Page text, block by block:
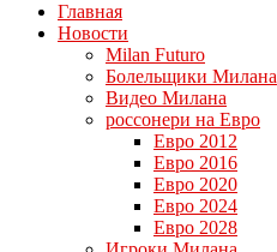
Главная
Новости
Milan Futuro
Болельщики Милана
Видео Милана
россонери на Евро
Евро 2012
Евро 2016
Евро 2020
Евро 2024
Евро 2028